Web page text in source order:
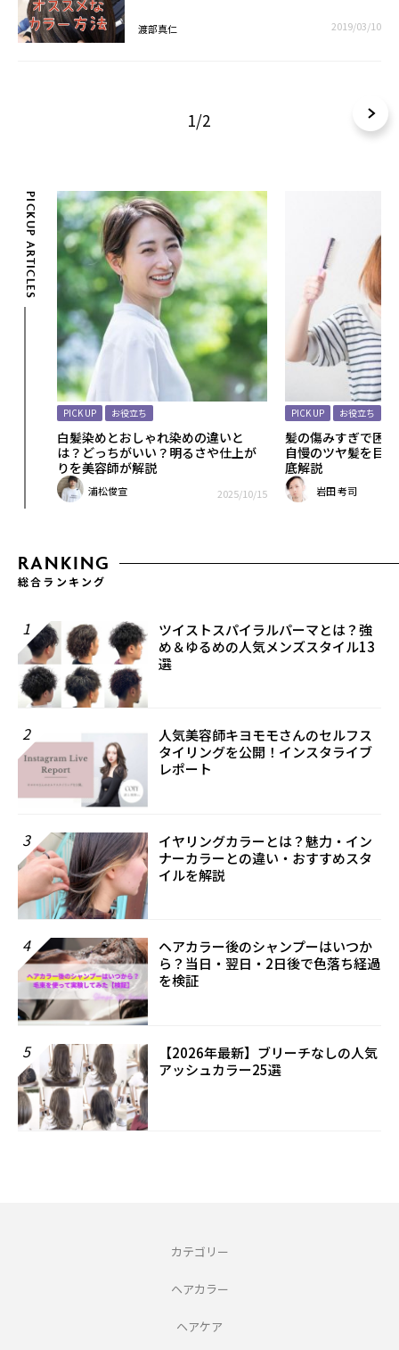
渡部真仁 2019/03/10
1/2
PICKUP ARTICLES
PICK UP お役立ち
白髪染めとおしゃれ染めの違いと
は？どっちがいい？明るさや仕上が
りを美容師が解説
浦松俊宣 2025/10/15
PICK UP お役立ち
髪の傷みすぎで困
自慢のツヤ髪を目
底解説
岩田 考司
RANKING
総合ランキング
1
ツイストスパイラルパーマとは？強
め＆ゆるめの人気メンズスタイル13
選
2
人気美容師キヨモモさんのセルフス
タイリングを公開！インスタライブ
レポート
3
イヤリングカラーとは？魅力・イン
ナーカラーとの違い・おすすめスタ
イルを解説
4
ヘアカラー後のシャンプーはいつか
ら？当日・翌日・2日後で色落ち経過
を検証
5
【2026年最新】ブリーチなしの人気
アッシュカラー25選
カテゴリー
ヘアカラー
ヘアケア